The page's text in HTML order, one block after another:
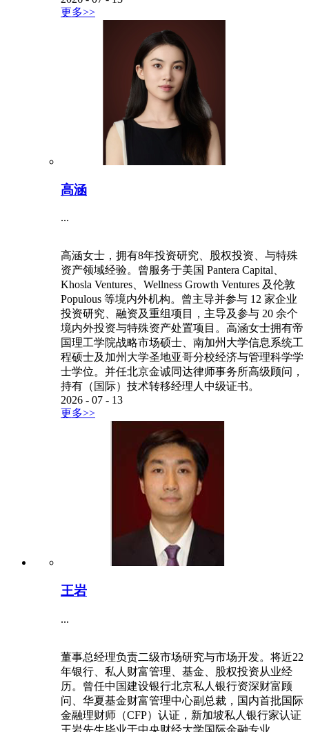
更多>>
高涵
...
高涵女士，拥有8年投资研究、股权投资、与特殊
资产领域经验。曾服务于美国 Pantera Capital、
Khosla Ventures、Wellness Growth Ventures 及伦敦
Populous 等境内外机构。曾主导并参与 12 家企业
投资研究、融资及重组项目，主导及参与 20 余个
境内外投资与特殊资产处置项目。高涵女士拥有帝
国理工学院战略市场硕士、南加州大学信息系统工
程硕士及加州大学圣地亚哥分校经济与管理科学学
士学位。并任北京金诚同达律师事务所高级顾问，
持有（国际）技术转移经理人中级证书。
2026 - 07 - 13
更多>>
王岩
...
董事总经理负责二级市场研究与市场开发。将近22
年银行、私人财富管理、基金、股权投资从业经
历。曾任中国建设银行北京私人银行资深财富顾
问、华夏基金财富管理中心副总裁，国内首批国际
金融理财师（CFP）认证，新加坡私人银行家认证
王岩先生毕业于中央财经大学国际金融专业